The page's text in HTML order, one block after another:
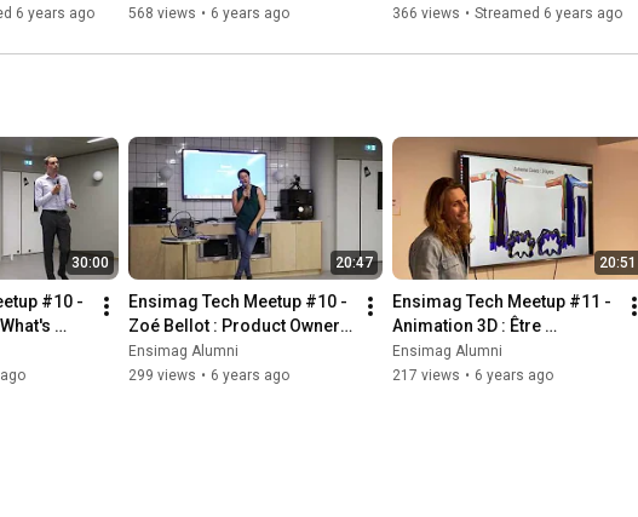
6 years ago
568 views • 6 years ago
Tech ?
366 views • Streamed 6 years ago
30:00
#10 -
20:47
Ensimag Tech Meetup #10 -
Zoé Bellot : Product Owner
@ Cozy Cloud
Ensimag Alumni
299 views • 6 years ago
20:51
Ensimag Tech Meetup #11 -
Animation 3D : Être
doctorant
Ensimag Alumni
217 views • 6 years ago